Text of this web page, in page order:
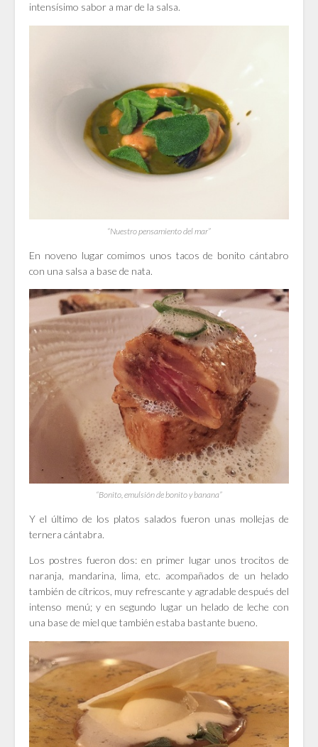
intensísimo sabor a mar de la salsa.
“Nuestro pensamiento del mar”
En noveno lugar comimos unos tacos de bonito cántabro
con una salsa a base de nata.
“Bonito, emulsión de bonito y banana”
Y el último de los platos salados fueron unas mollejas de
ternera cántabra.
Los postres fueron dos: en primer lugar unos trocitos de
naranja, mandarina, lima, etc. acompañados de un helado
también de cítricos, muy refrescante y agradable después del
intenso menú; y en segundo lugar un helado de leche con
una base de miel que también estaba bastante bueno.